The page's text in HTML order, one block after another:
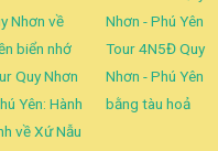
Nhơn về
biển nhớ
Quy Nhơn
Yên: Hành
về Xứ Nẫu
Nhơn - Phú Yên
Tour 4N5Đ Quy
Nhơn - Phú Yên
bằng tàu hoả